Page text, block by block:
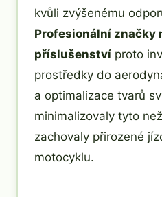
kvůli zvýšenému
Profesionální značky
příslušenství proto
prostředky do
a optimalizace tvarů
minimalizovaly tyto
zachovaly přirozené
motocyklu.